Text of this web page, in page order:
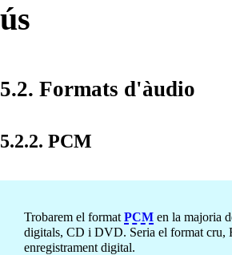
ús
5.2. Formats d'àudio
5.2.2. PCM
Trobarem el format PCM en la majoria
digitals, CD i DVD. Seria el format cru,
enregistrament digital.